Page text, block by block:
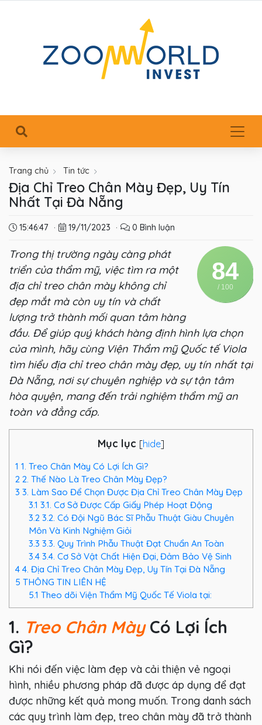
Trang chủ Tin tức
Địa Chỉ Treo Chân Mày Đẹp, Uy Tín
Nhất Tại Đà Nẵng
15:46:47 · 19/11/2023 · 0 Bình luận
84
/ 100
Trong thị trường ngày càng phát
triển của thẩm mỹ, việc tìm ra một
địa chỉ treo chân mày không chỉ
đẹp mắt mà còn uy tín và chất
lượng trở thành mối quan tâm hàng
đầu. Để giúp quý khách hàng định hình lựa chọn
của mình, hãy cùng Viện Thẩm mỹ Quốc tế Viola
tìm hiểu địa chỉ treo chân mày đẹp, uy tín nhất tại
Đà Nẵng, nơi sự chuyên nghiệp và sự tận tâm
hòa quyện, mang đến trải nghiệm thẩm mỹ an
toàn và đẳng cấp.
Mục lục [hide]
1 1. Treo Chân Mày Có Lợi Ích Gì?
2 2. Thế Nào Là Treo Chân Mày Đẹp?
3 3. Làm Sao Để Chọn Được Địa Chỉ Treo Chân Mày Đẹp
3.1 3.1. Cơ Sở Được Cấp Giấy Phép Hoạt Động
3.23.2. Có Đội Ngũ Bác Sĩ Phẫu Thuật Giàu Chuyên
Môn Và Kinh Nghiệm Giỏi
3.3 3.3. Quy Trình Phẫu Thuật Đạt Chuẩn An Toàn
3.43.4. Cơ Sở Vật Chất Hiện Đại, Đảm Bảo Vệ Sinh
4 4. Địa Chỉ Treo Chân Mày Đẹp, Uy Tín Tại Đà Nẵng
5 THÔNG TIN LIÊN HỆ
5.1 Theo dõi Viện Thẩm Mỹ Quốc Tế Viola tại:
1. Treo Chân MàyCó Lợi Ích
Gì?
Khi nói đến việc làm đẹp và cải thiện vẻ ngoại
hình, nhiều phương pháp đã được áp dụng để đạt
được những kết quả mong muốn. Trong danh sách
các quy trình làm đẹp, treo chân mày đã trở thành